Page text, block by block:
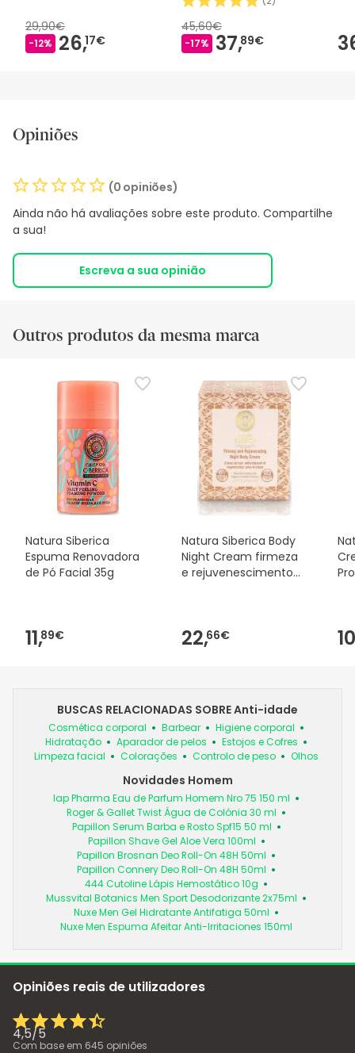
29,90€
-12% 26,17€
45,60€
-17% 37,89€
Opiniões
(0 opiniões)
Ainda não há avaliações sobre este produto. Compartilhe
a sua!
Escreva a sua opinião
Outros produtos da mesma marca
Natura Siberica
Espuma Renovadora
de Pó Facial 35g
11,89€
Natura Siberica Body
Night Cream firmeza
e rejuvenescimento
22,66€
BUSCAS RELACIONADAS SOBRE Anti-idade
Cosmética corporal Barbear
Higiene corporal
Hidratação
Aparador de pelos
Estojos e Cofres
Limpeza facial
Colorações Controlo de peso Olhos
Novidades Homem
Iap Pharma Eau de Parfum Homem Nro 75 150 ml
Roger & Gallet Twist Água de Colónia 30 ml
Papillon Serum Barba e Rosto Spf15 50 ml
Papillon Shave Gel Aloe Vera 100ml
Papillon Brosnan Deo Roll-On 48H 50ml
Papillon Connery Deo Roll-On 48H 50ml
444 Cutoline Lápis Hemostático 10g
Mussvital Botanics Men Sport Desodorizante 2x75ml
Nuxe Men Gel Hidratante Antifatiga 50ml
Nuxe Men Espuma Afeitar Anti-Irritaciones 150ml
Opiniões reais de utilizadores
4,5/5
Com base em 645 opiniões